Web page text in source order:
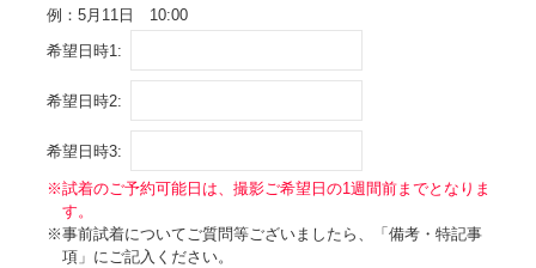
例：5月11日 10:00
希望日時1:
希望日時2:
希望日時3:
※試着のご予約可能日は、撮影ご希望日の1週間前までとなりま
す。
※事前試着についてご質問等ございましたら、「備考・特記事
項」にご記入ください。